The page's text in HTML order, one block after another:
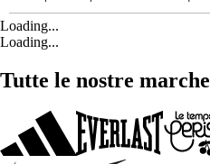
Loading...
Loading...
Tutte le nostre marche